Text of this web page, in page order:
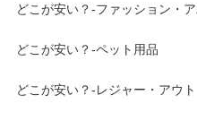
どこが安い？-ファッション・
どこが安い？-ペット用品
どこが安い？-レジャー・アウ